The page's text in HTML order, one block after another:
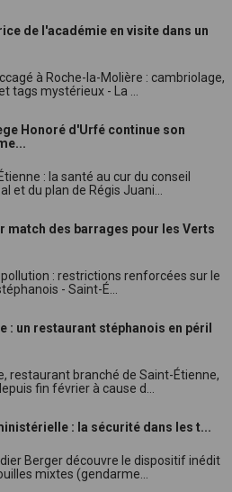
de l'académie en visite dans un
à Roche-la-Molière : cambriolage,
tags mystérieux - La ...
Honoré d'Urfé continue son
: la santé au cur du conseil
et du plan de Régis Juani...
match des barrages pour les Verts
: restrictions renforcées sur le
- Saint-É...
: un restaurant stéphanois en péril
restaurant branché de Saint-Étienne,
fin février à cause d...
: la sécurité dans les t...
Berger découvre le dispositif inédit
mixtes (gendarme...